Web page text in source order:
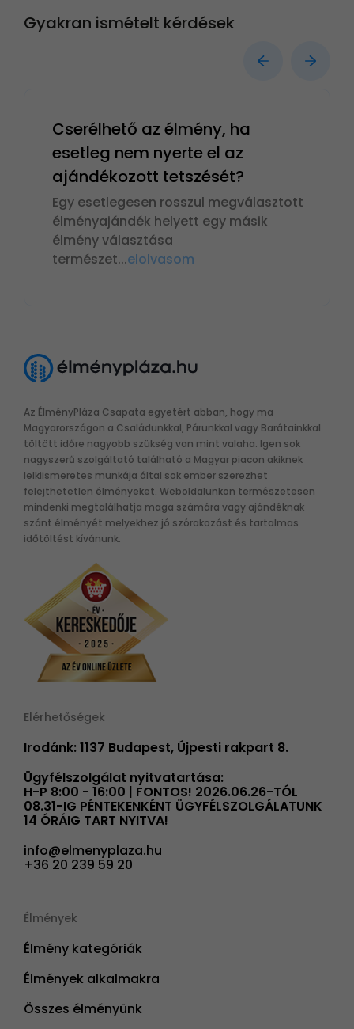
Gyakran ismételt kérdések
Cserélhető az élmény, ha
esetleg nem nyerte el az
ajándékozott tetszését?
Egy esetlegesen rosszul megválasztott
élményajándék helyett egy másik
élmény választása
természet...elolvasom
Az ÉlményPláza Csapata egyetért abban, hogy ma
Magyarországon a Családunkkal, Párunkkal vagy Barátainkkal
töltött időre nagyobb szükség van mint valaha. Igen sok
nagyszerű szolgáltató található a Magyar piacon akiknek
lelkiismeretes munkája által sok ember szerezhet
felejthetetlen élményeket. Weboldalunkon természetesen
mindenki megtalálhatja maga számára vagy ajándéknak
szánt élményét melyekhez jó szórakozást és tartalmas
időtöltést kívánunk.
Elérhetőségek
Irodánk: 1137 Budapest, Újpesti rakpart 8.
Ügyfélszolgálat nyitvatartása:
H-P 8:00 - 16:00 | FONTOS! 2026.06.26-TÓL
08.31-IG PÉNTEKENKÉNT ÜGYFÉLSZOLGÁLATUNK
14 ÓRÁIG TART NYITVA!
info@elmenyplaza.hu
+36 20 239 59 20
Élmények
Élmény kategóriák
Élmények alkalmakra
Összes élményünk